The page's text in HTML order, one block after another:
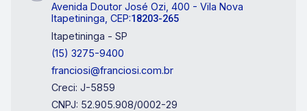
Avenida Doutor José Ozi, 400 - Vila Nova
Itapetininga, CEP:18203-265
Itapetininga - SP
(15) 3275-9400
franciosi@franciosi.com.br
Creci: J-5859
CNPJ: 52.905.908/0002-29